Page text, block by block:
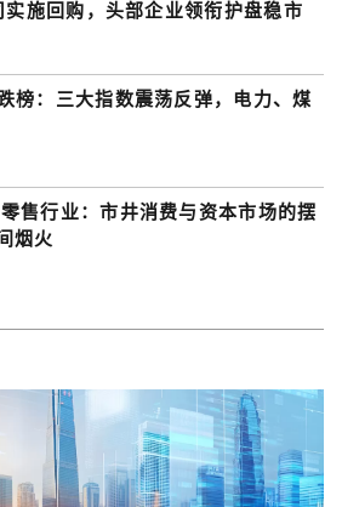
施回购，头部企业领衔护盘稳市
榜：三大指数震荡反弹，电力、煤
售行业：市井消费与资本市场的摆
烟火